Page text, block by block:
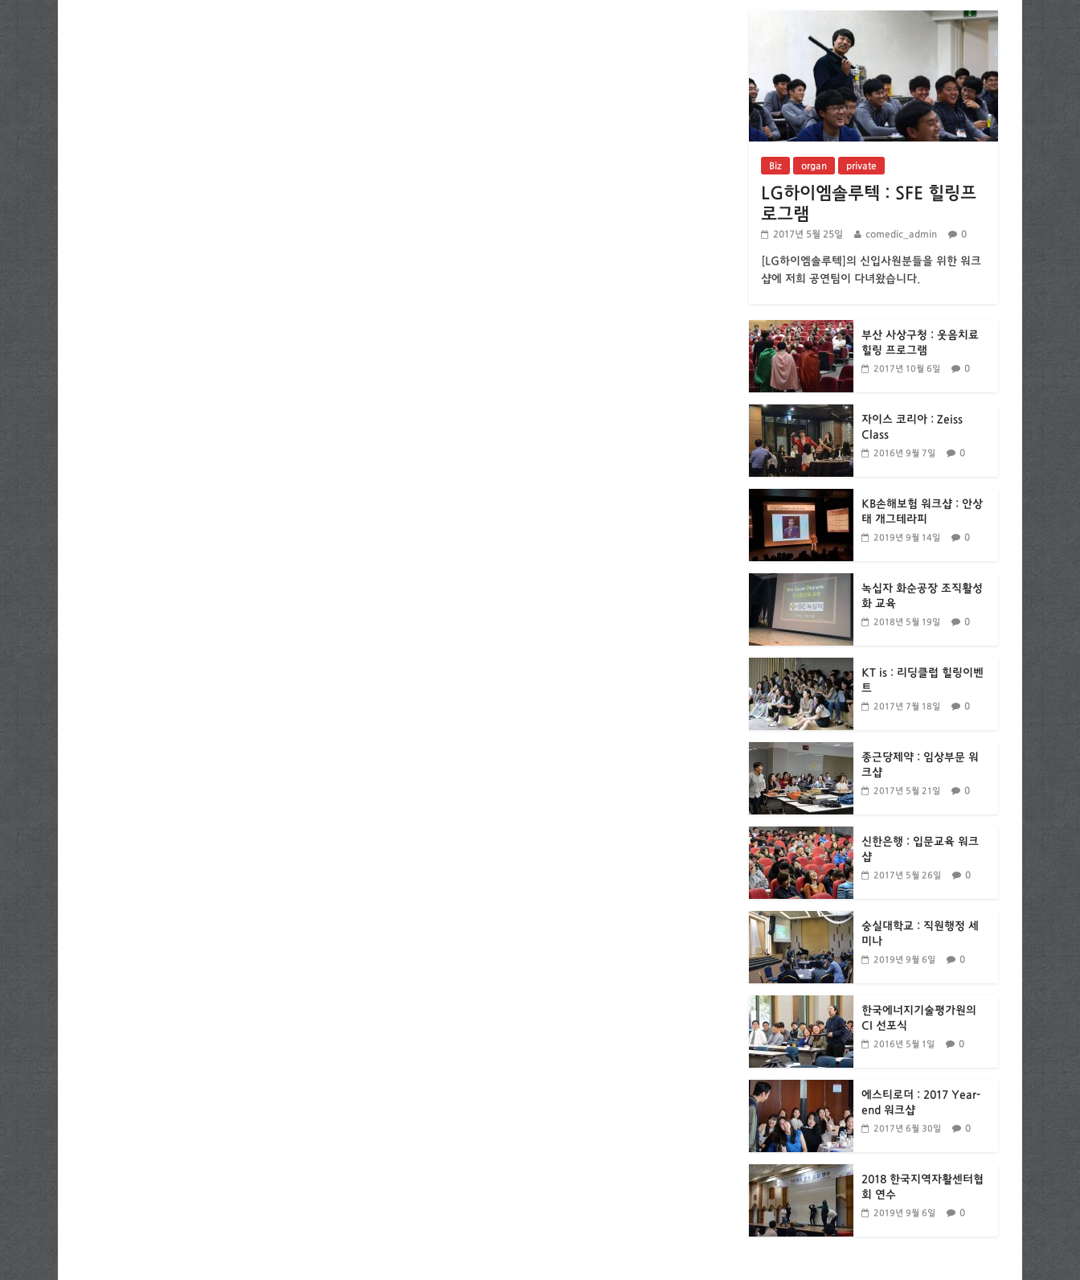
Biz organ private
LG하이엠솔루텍 : SFE 힐링프
로그램
2017년 5월 25일 comedic_admin 0
[LG하이엠솔루텍]의 신입사원분들을 위한 워크
샵에 저희 공연팀이 다녀왔습니다.
부산 사상구청 : 웃음치료
힐링 프로그램
2017년 10월 6일 0
자이스 코리아 : Zeiss
Class
2016년 9월 7일 0
KB손해보험 워크샵 : 안상
태 개그테라피
2019년 9월 14일 0
녹십자 화순공장 조직활성
화 교육
2018년 5월 19일 0
KT is : 리딩클럽 힐링이벤
트
2017년 7월 18일 0
종근당제약 : 임상부문 워
크샵
2017년 5월 21일 0
신한은행 : 입문교육 워크
샵
2017년 5월 26일 0
숭실대학교 : 직원행정 세
미나
2019년 9월 6일 0
한국에너지기술평가원의
CI 선포식
2016년 5월 1일 0
에스티로더 : 2017 Year-
end 워크샵
2017년 6월 30일 0
2018 한국지역자활센터협
회 연수
2019년 9월 6일 0